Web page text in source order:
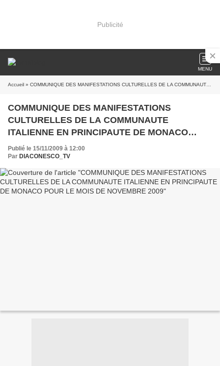
Publicité
MENU
Accueil » COMMUNIQUE DES MANIFESTATIONS CULTURELLES DE LA COMMUNAUTE ITALIENNE EN PRINCIPAUTE DE MONACO POUR LE MOIS DE NOVEMBRE 2009
COMMUNIQUE DES MANIFESTATIONS
CULTURELLES DE LA COMMUNAUTE
ITALIENNE EN PRINCIPAUTE DE MONACO
POUR LE MOIS DE NOVEMBRE 2009
Publié le 15/11/2009 à 12:00
Par DIACONESCO_TV